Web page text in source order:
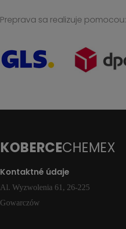
Preprava sa realizuje pomocou:
KOBERCECHEMEX
Kontaktné údaje
Al. Wyzwolenia 61, 26-225
Gowarczów